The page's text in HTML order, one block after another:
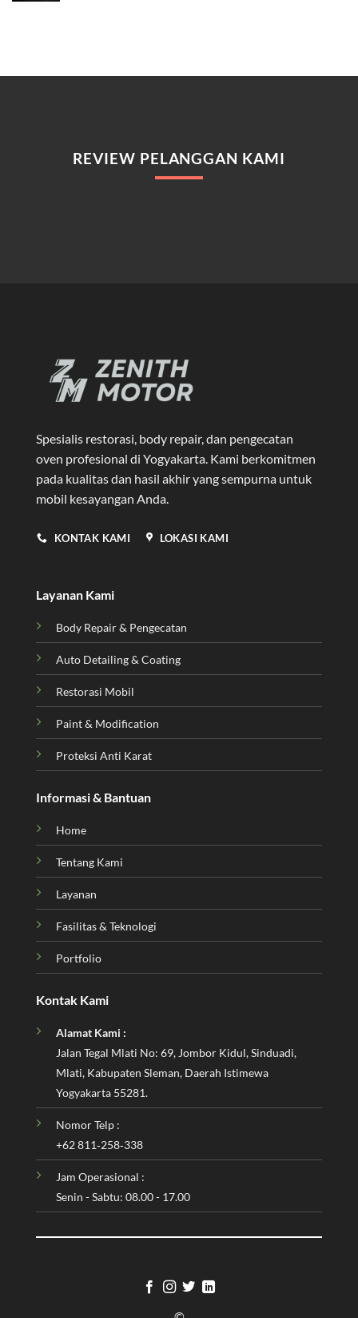
REVIEW PELANGGAN KAMI
Spesialis restorasi, body repair, dan pengecatan
oven profesional di Yogyakarta . Kami berkomitmen
pada kualitas dan hasil akhir yang sempurna untuk
mobil kesayangan Anda.
KONTAK KAMI LOKASI KAMI
Layanan Kami
Body Repair & Pengecatan
Auto Detailing & Coating
Restorasi Mobil
Paint & Modification
Proteksi Anti Karat
Informasi & Bantuan
Home
Tentang Kami
Layanan
Fasilitas & Teknologi
Portfolio
Kontak Kami
Alamat Kami :
Jalan Tegal Mlati No: 69, Jombor Kidul, Sinduadi,
Mlati, Kabupaten Sleman, Daerah Istimewa
Yogyakarta 55281.
Nomor Telp :
‪+62 811‑258‑338‬
Jam Operasional :
Senin - Sabtu: 08.00 - 17.00